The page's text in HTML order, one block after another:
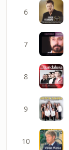
6
7
8
9
10